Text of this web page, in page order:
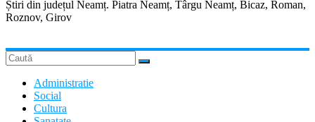
Știri din județul Neamț. Piatra Neamț, Târgu Neamț, Bicaz, Roman,
Roznov, Girov
Administratie
Social
Cultura